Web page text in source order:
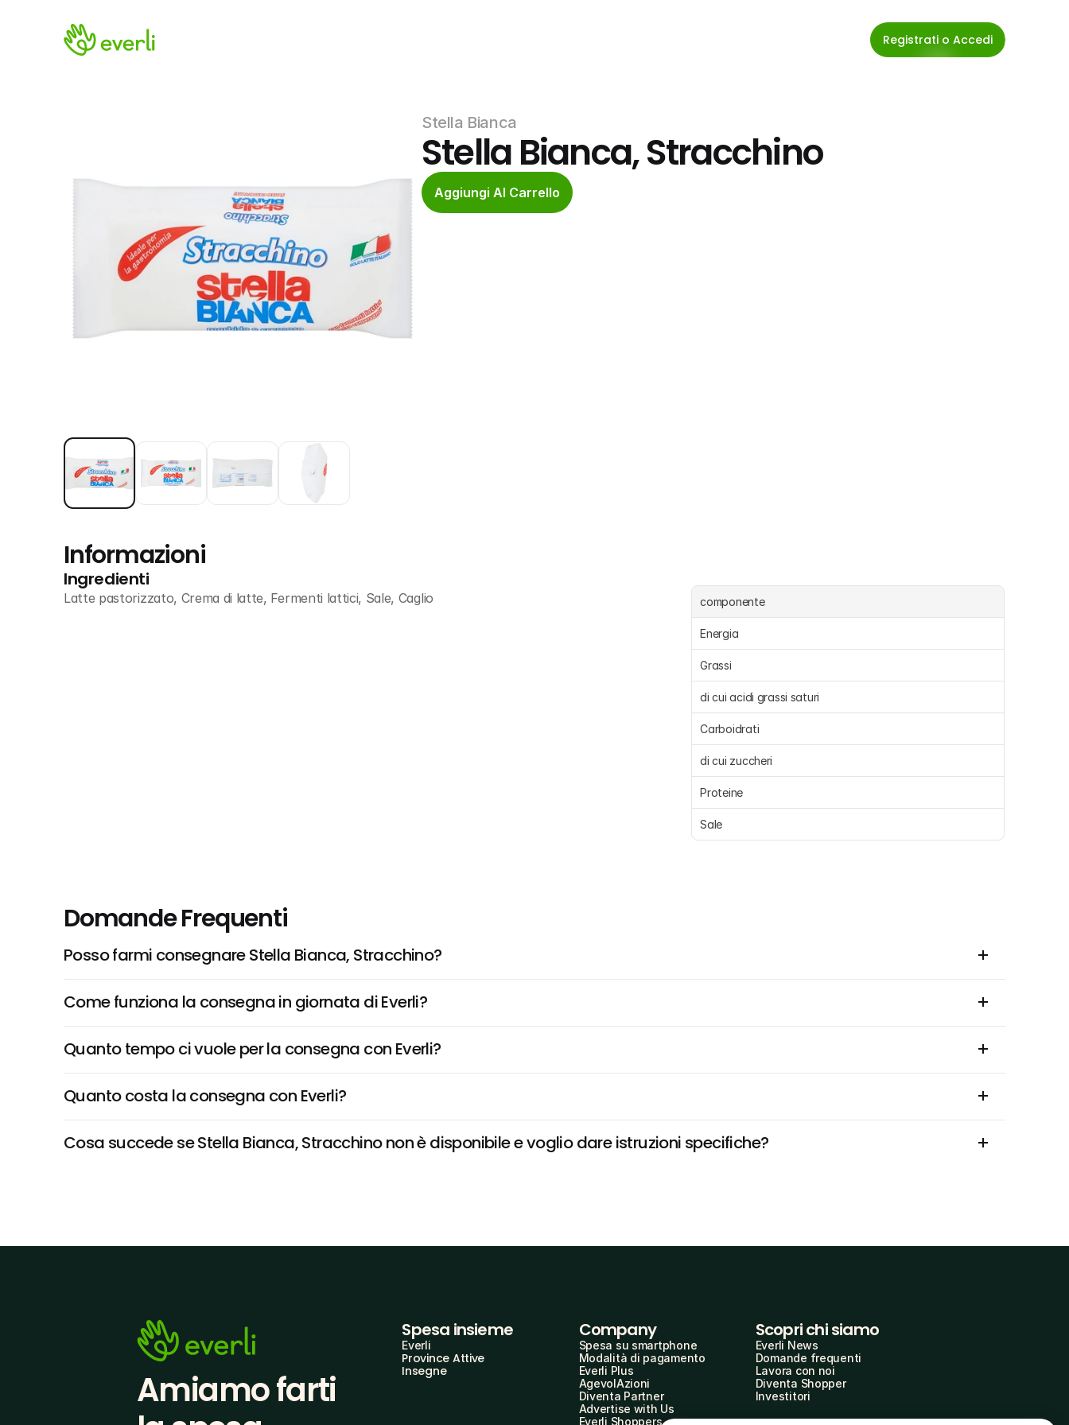
Registrati o Accedi
Stella Bianca
Stella Bianca, Stracchino
Aggiungi Al Carrello
Informazioni
Ingredienti
Latte pastorizzato, Crema di latte, Fermenti lattici, Sale, Caglio componente
Energia
Grassi
di cui acidi grassi saturi
Carboidrati
di cui zuccheri
Proteine
Sale
Domande Frequenti
Posso farmi consegnare Stella Bianca, Stracchino?
Come funziona la consegna in giornata di Everli?
Quanto tempo ci vuole per la consegna con Everli?
Quanto costa la consegna con Everli?
Cosa succede se Stella Bianca, Stracchino non è disponibile e voglio dare istruzioni specifiche?
Amiamo farti
Spesa insieme
Everli
Province Attive
Insegne
Company
Spesa su smartphone
Modalità di pagamento
Everli Plus
AgevolAzioni
Diventa Partner
Advertise with Us
Everli Shoppers
Scopri chi siamo
Everli News
Domande frequenti
Lavora con noi
Diventa Shopper
Investitori